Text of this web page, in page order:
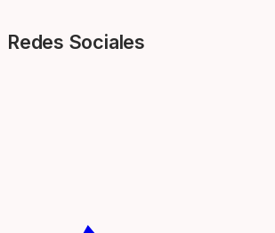
Redes Sociales